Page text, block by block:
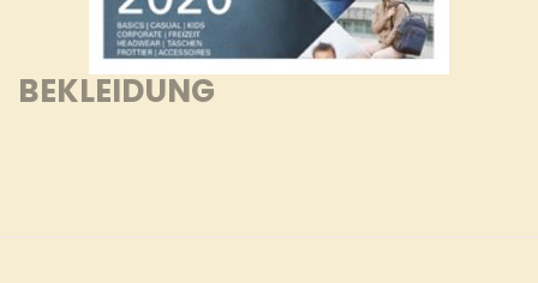
BEKLEIDUNG